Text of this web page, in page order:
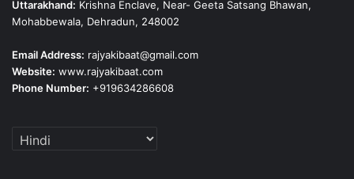
Uttarakhand: Krishna Enclave, Near- Geeta Satsang Bhawan,
Mohabbewala, Dehradun, 248002
Email Address: rajyakibaat@gmail.com
Website: www.rajyakibaat.com
Phone Number: +919634286608